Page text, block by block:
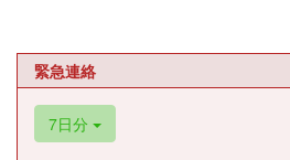
緊急連絡
7日分